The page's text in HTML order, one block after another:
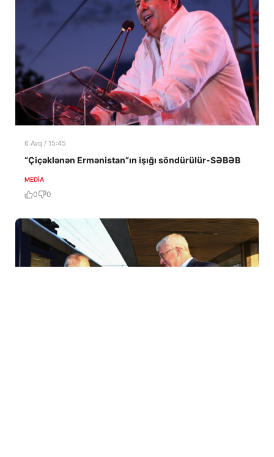
6 Avq / 15:45
“Çiçəklənən Ermənistan”ın işığı söndürülür-SƏBƏB
MEDİA
0 0